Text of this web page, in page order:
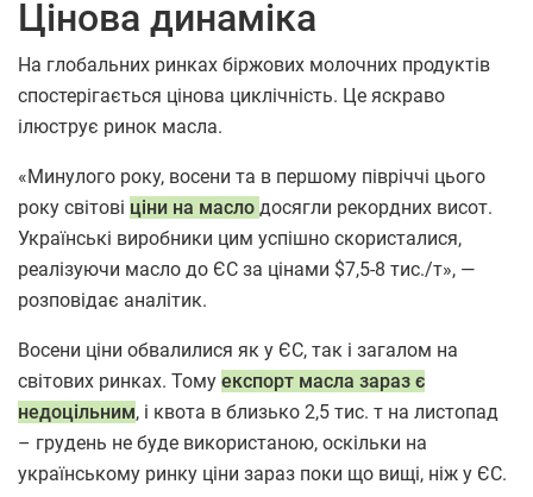
Цінова динаміка
На глобальних ринках біржових молочних продуктів
спостерігається цінова циклічність. Це яскраво
ілюструє ринок масла.
«Минулого року, восени та в першому півріччі цього
року світові ціни на масло досягли рекордних висот.
Українські виробники цим успішно скористалися,
реалізуючи масло до ЄС за цінами $7,5-8 тис./т», —
розповідає аналітик.
Восени ціни обвалилися як у ЄС, так і загалом на
світових ринках. Тому експорт масла зараз є
недоцільним, і квота в близько 2,5 тис. т на листопад
– грудень не буде використаною, оскільки на
українському ринку ціни зараз поки що вищі, ніж у ЄС.